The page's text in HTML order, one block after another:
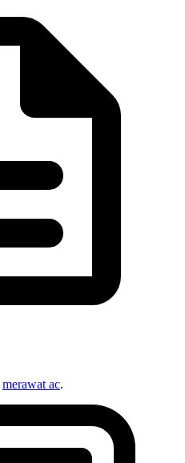
merawat ac.